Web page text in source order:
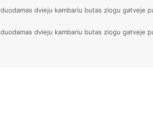
dvieju kambariu butas ziogu gatveje
dvieju kambariu butas ziogu gatveje